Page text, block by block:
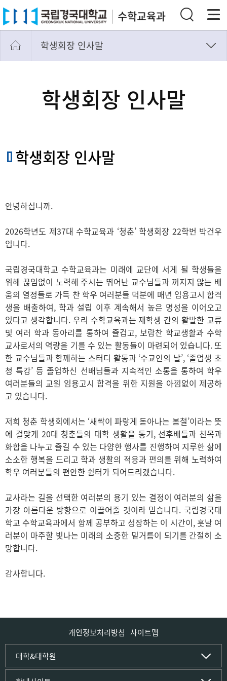
학생회장 인사말
학생회 조직도
학생회장 인사말
학생회장 인사말
안녕하십니까.
2026학년도 제37대 수학교육과 ‘청춘’ 학생회장 22학번 박건우
입니다.
국립경국대학교 수학교육과는 미래에 교단에 서게 될 학생들을
위해 끊임없이 노력해 주시는 뛰어난 교수님들과 꺼지지 않는 배
움의 열정들로 가득 찬 학우 여러분들 덕분에 매년 임용고시 합격
생을 배출하여, 학과 설립 이후 계속해서 높은 명성을 이어오고
있다고 생각합니다. 우리 수학교육과는 재학생 간의 활발한 교류
및 여러 학과 동아리를 통하여 즐겁고, 보람찬 학교생활과 수학
교사로서의 역량을 기를 수 있는 활동들이 마련되어 있습니다. 또
한 교수님들과 함께하는 스터디 활동과 ‘수교인의 날’, ‘졸업생 초
청 특강’ 등 졸업하신 선배님들과 지속적인 소통을 통하여 학우
여러분들의 교원 임용고시 합격을 위한 지원을 아낌없이 제공하
고 있습니다.
저희 청춘 학생회에서는 ‘새싹이 파랗게 돋아나는 봄철’이라는 뜻
에 걸맞게 20대 청춘들의 대학 생활을 동기, 선후배들과 친목과
화합을 나누고 즐길 수 있는 다양한 행사를 진행하여 지루한 삶에
소소한 행복을 드리고 학과 생활의 적응과 편의를 위해 노력하여
학우 여러분들의 편안한 쉼터가 되어드리겠습니다.
교사라는 길을 선택한 여러분의 용기 있는 결정이 여러분의 삶을
가장 아름다운 방향으로 이끌어줄 것이라 믿습니다. 국립경국대
학교 수학교육과에서 함께 공부하고 성장하는 이 시간이, 훗날 여
러분이 마주할 빛나는 미래의 소중한 밑거름이 되기를 간절히 소
망합니다.
감사합니다.
개인정보처리방침 사이트맵
대학&대학원
인문사회·IT대학
인문·문화학부
국립경국대학교